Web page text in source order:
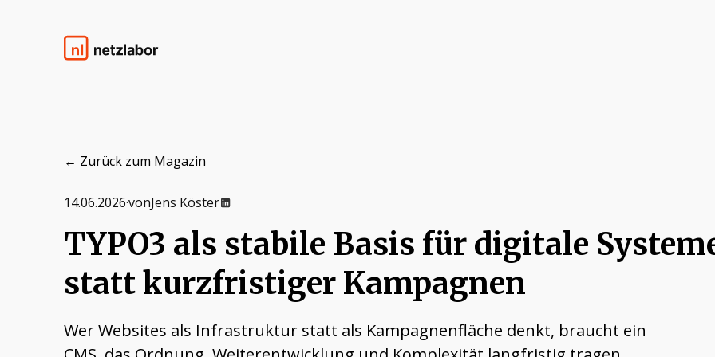
← Zurück zum Magazin
14.06.2026·vonJens Köster
TYPO3 als stabile Basis für digitale
statt kurzfristiger Kampagnen
Wer Websites als Infrastruktur statt als Kampagnenfläche denkt, braucht ein